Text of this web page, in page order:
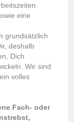
eine
grundsätzlich
deshalb
Dich
Wir sind
volles
Fach- oder